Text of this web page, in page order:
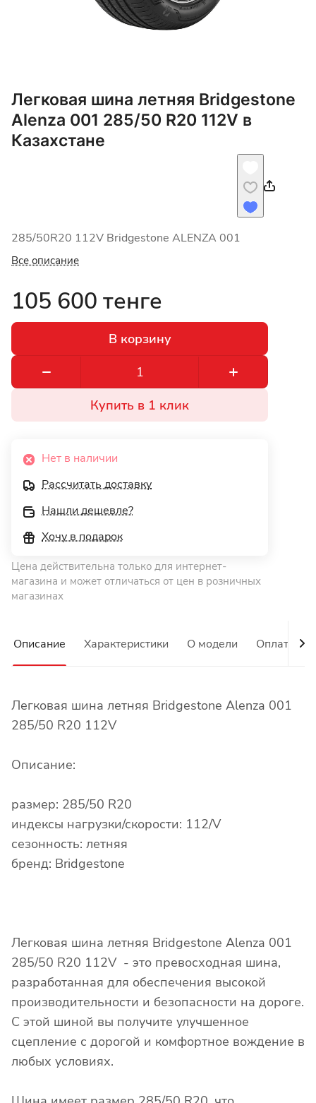
Легковая шина летняя Bridgestone
Alenza 001 285/50 R20 112V в
Казахстане
285/50R20 112V Bridgestone ALENZA 001
Все описание
105 600 тенге
В корзину
Купить в 1 клик
Нет в наличии
Рассчитать доставку
Нашли дешевле?
Хочу в подарок
Цена действительна только для интернет-
магазина и может отличаться от цен в розничных
магазинах
Описание Характеристики О модели Оплата
Легковая шина летняя Bridgestone Alenza 001
285/50 R20 112V
Описание:
размер: 285/50 R20
индексы нагрузки/скорости: 112/V
сезонность: летняя
бренд: Bridgestone
Легковая шина летняя Bridgestone Alenza 001
285/50 R20 112V - это превосходная шина,
разработанная для обеспечения высокой
производительности и безопасности на дороге.
С этой шиной вы получите улучшенное
сцепление с дорогой и комфортное вождение в
любых условиях.